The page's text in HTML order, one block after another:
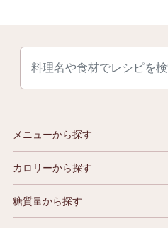
メニューから探す
カロリーから探す
糖質量から探す